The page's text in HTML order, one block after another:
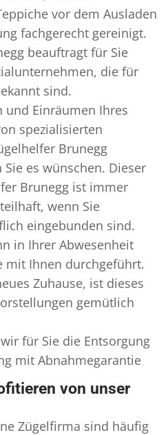
vor dem Ausladen
fachgerecht gereinigt.
beauftragt für Sie
die für
sind.
und Einräumen Ihres
spezialisierten
Brunegg
es wünschen. Dieser
Brunegg ist immer
wenn Sie
eingebunden sind.
in Ihrer Abwesenheit
mit Ihnen durchgeführt.
Zuhause, ist dieses
gemütlich
für Sie die Entsorgung
mit Abnahmegarantie
von unser
Zügelfirma sind häufig